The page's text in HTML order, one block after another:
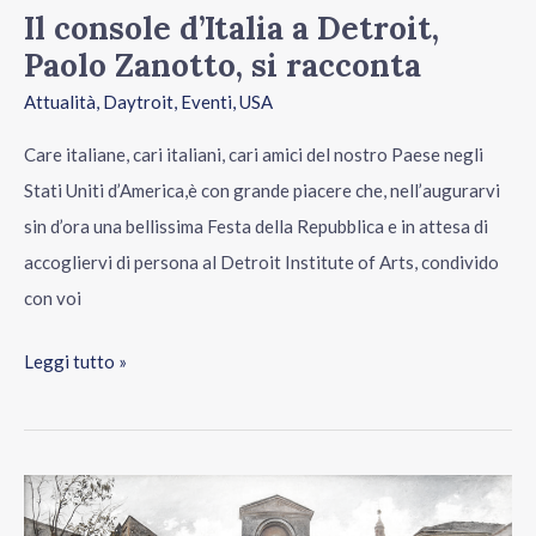
Il console d’Italia a Detroit,
Paolo Zanotto, si racconta
Attualità, Daytroit, Eventi,USA
Care italiane, cari italiani, cari amici del nostro Paese negli
Stati Uniti d’America,è con grande piacere che, nell’augurarvi
sin d’ora una bellissima Festa della Repubblica e in attesa di
accogliervi di persona al Detroit Institute of Arts, condivido
con voi
Leggi tutto »
Portare
Napoli